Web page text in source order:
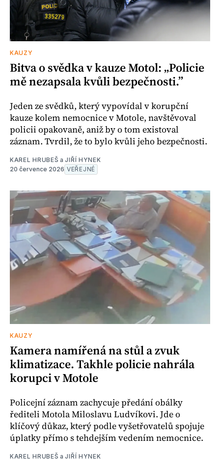
KAUZY
Bitva o svědka v kauze Motol: „Policie
mě nezapsala kvůli bezpečnosti.”
Jeden ze svědků, který vypovídal v korupční
kauze kolem nemocnice v Motole, navštěvoval
policii opakovaně, aniž by o tom existoval
záznam. Tvrdil, že to bylo kvůli jeho bezpečnosti.
KAREL HRUBEŠ aJIŘÍ HYNEK
20 července 2026 VEŘEJNÉ
KAUZY
Kamera namířená na stůl a zvuk
klimatizace. Takhle policie nahrála
korupci v Motole
Policejní záznam zachycuje předání obálky
řediteli Motola Miloslavu Ludvíkovi. Jde o
klíčový důkaz, který podle vyšetřovatelů spojuje
úplatky přímo s tehdejším vedením nemocnice.
KAREL HRUBEŠ aJIŘÍ HYNEK